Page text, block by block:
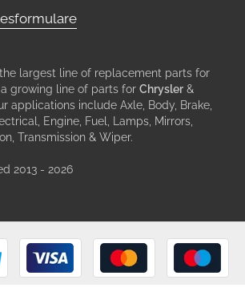
largest line of replacement parts for
a growing line of parts for Chrysler &
applications include Axle, Body, Brake,
Engine, Fuel, Lamps, Mirrors,
Transmission & Wiper.
2013 - 2026